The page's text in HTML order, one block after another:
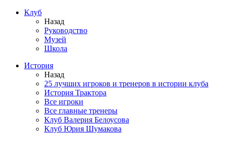
Клуб
Назад
Руководство
Музей
Школа
История
Назад
25 лучших игроков и тренеров в истории клуба
История Трактора
Все игроки
Все главные тренеры
Клуб Валерия Белоусова
Клуб Юрия Шумакова